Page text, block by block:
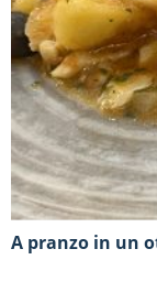
A pranzo in